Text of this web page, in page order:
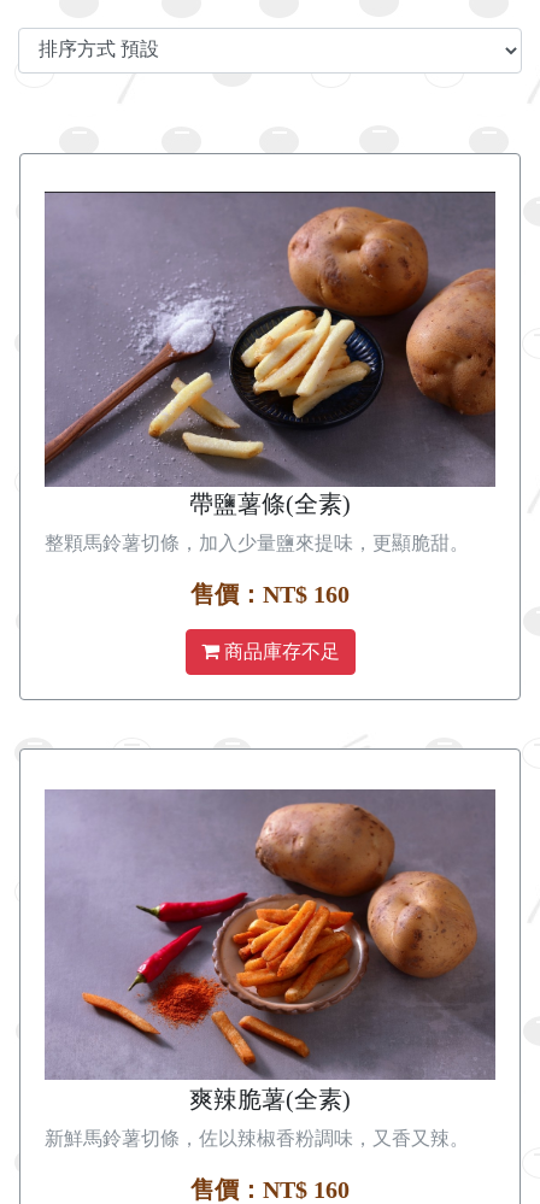
帶鹽薯條(全素)
整顆馬鈴薯切條，加入少量鹽來提味，更顯脆甜。
售價：NT$ 160
商品庫存不足
爽辣脆薯(全素)
新鮮馬鈴薯切條，佐以辣椒香粉調味，又香又辣。
售價：NT$ 160